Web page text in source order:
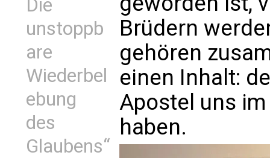
Die
unstoppb
are
Wiederbel
ebung
des
Glaubens“
Brüdern
gehören
einen Inhalt:
Apostel uns
haben.